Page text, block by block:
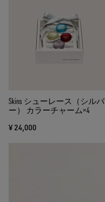
Skins シューレース（シルバ
ー） カラーチャーム×4
¥ 24,000